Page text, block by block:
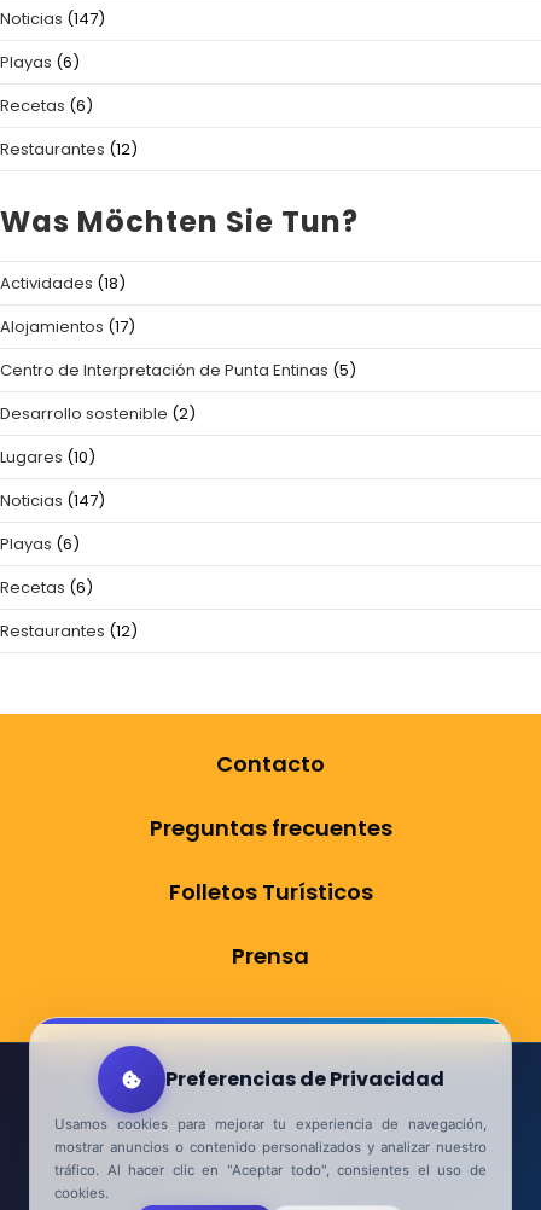
Noticias (147)
Playas (6)
Recetas (6)
Restaurantes (12)
Was Möchten Sie Tun?
Actividades (18)
Alojamientos (17)
Centro de Interpretación de Punta Entinas (5)
Desarrollo sostenible (2)
Lugares (10)
Noticias (147)
Playas (6)
Recetas (6)
Restaurantes (12)
Contacto
Preguntas frecuentes
Folletos Turísticos
Prensa
Preferencias de Privacidad
Usamos cookies para mejorar tu experiencia de navegación,
mostrar anuncios o contenido personalizados y analizar nuestro
tráfico. Al hacer clic en "Aceptar todo", consientes el uso de
cookies.
Aviso Legal
Política de Privacidad